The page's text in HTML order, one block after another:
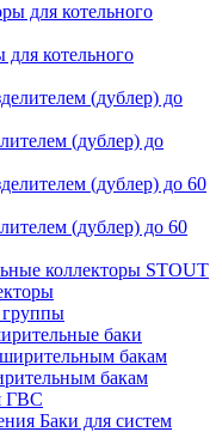
для котельного
(дублер) до
(дублер) до 60
STOUT
баки
бакам
ГВС
Баки для систем